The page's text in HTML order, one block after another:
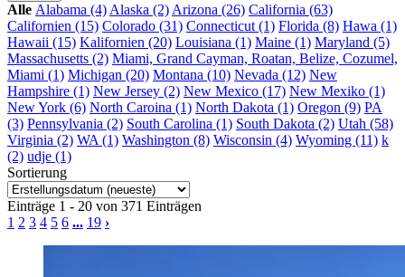
Alle Alabama (4) Alaska (2) Arizona (26) California (63)
Californien (15) Colorado (31) Connecticut (1) Florida (8) Hawa (1)
Hawaii (15) Kalifornien (20) Louisiana (1) Maine (1) Maryland (5)
Massachusetts (2) Miami, Grand Cayman, Roatan, Belize, Cozumel,
Miami (1) Michigan (20) Montana (10) Nevada (12) New
Hampshire (1) New Jersey (2) New Mexico (17) New Mexiko (1)
New York (6) North Caroina (1) North Dakota (1) Oregon (9) PA
(3) Pennsylvania (2) South Carolina (1) South Dakota (2) Utah (58)
Virginia (2) WA (1) Washington (8) Wisconsin (4) Wyoming (11) k
(2) udje (1)
Sortierung
Einträge 1 - 20 von 371 Einträgen
1 2 3 4 5 6 ... 19 ›